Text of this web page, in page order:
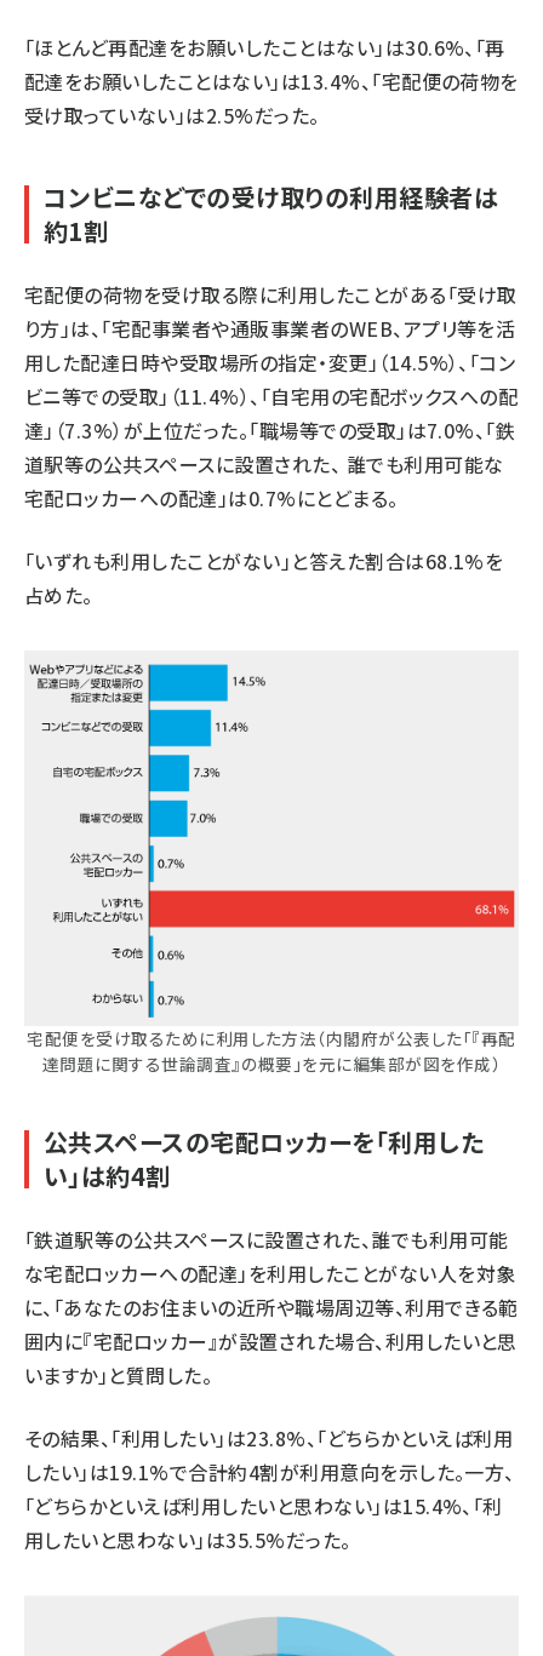
「ほとんど再配達をお願いしたことはない」は30.6%、「再
配達をお願いしたことはない」は13.4%、「宅配便の荷物を
受け取っていない」は2.5%だった。
コンビニなどでの受け取りの利用経験者は
約1割
宅配便の荷物を受け取る際に利用したことがある「受け取
り方」は、「宅配事業者や通販事業者のWEB、アプリ等を活
用した配達日時や受取場所の指定・変更」（14.5%）、「コン
ビニ等での受取」（11.4%）、「自宅用の宅配ボックスへの配
達」（7.3%）が上位だった。「職場等での受取」は7.0%、「鉄
道駅等の公共スペースに設置された、 誰でも利用可能な
宅配ロッカーへの配達」は0.7%にとどまる。
「いずれも利用したことがない」と答えた割合は68.1%を
占めた。
宅配便を受け取るために利用した方法（内閣府が公表した「『再配
達問題に関する世論調査』の概要」を元に編集部が図を作成）
公共スペースの宅配ロッカーを「利用した
い」は約4割
「鉄道駅等の公共スペースに設置された、誰でも利用可能
な宅配ロッカーへの配達」を利用したことがない人を対象
に、「あなたのお住まいの近所や職場周辺等、利用できる範
囲内に『宅配ロッカー』が設置された場合、利用したいと思
いますか」と質問した。
その結果、「利用したい」は23.8%、「どちらかといえば利用
したい」は19.1%で合計約4割が利用意向を示した。一方、
「どちらかといえば利用したいと思わない」は15.4%、「利
用したいと思わない」は35.5%だった。